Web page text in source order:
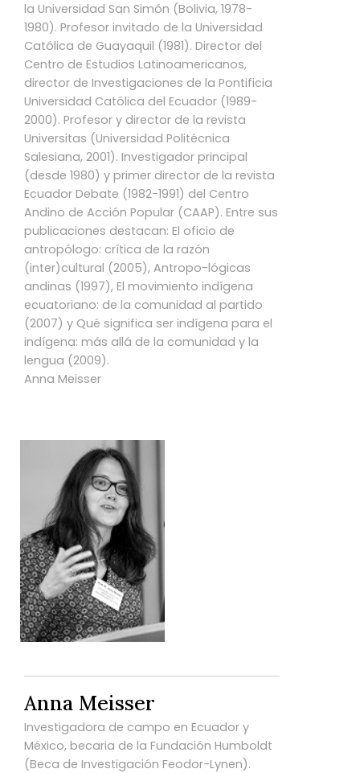
la Universidad San Simón (Bolivia, 1978-
1980). Profesor invitado de la Universidad
Católica de Guayaquil (1981). Director del
Centro de Estudios Latinoamericanos,
director de Investigaciones de la Pontificia
Universidad Católica del Ecuador (1989-
2000). Profesor y director de la revista
Universitas (Universidad Politécnica
Salesiana, 2001). Investigador principal
(desde 1980) y primer director de la revista
Ecuador Debate (1982-1991) del Centro
Andino de Acción Popular (CAAP). Entre sus
publicaciones destacan: El oficio de
antropólogo: crítica de la razón
(inter)cultural (2005), Antropo-lógicas
andinas (1997), El movimiento indígena
ecuatoriano: de la comunidad al partido
(2007) y Qué significa ser indígena para el
indígena: más allá de la comunidad y la
lengua (2009).
Anna Meisser
Anna Meisser
Investigadora de campo en Ecuador y
México, becaria de la Fundación Humboldt
(Beca de Investigación Feodor-Lynen).